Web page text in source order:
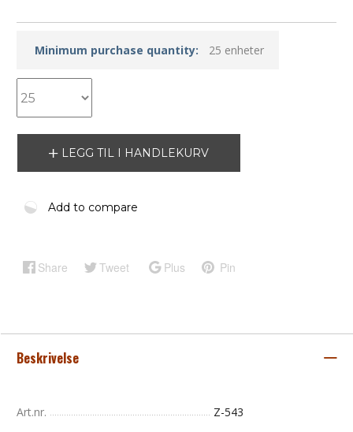
Minimum purchase quantity: 25 enheter
LEGG TIL I HANDLEKURV
Add to compare
Share Tweet Plus Pin
Beskrivelse
Art.nr. Z-543